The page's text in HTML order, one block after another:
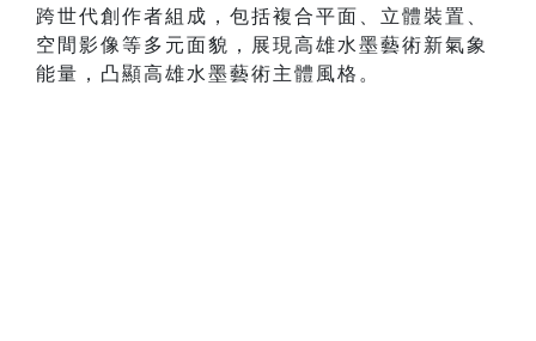
跨世代創作者組成，包括複合平面、立體裝置、
空間影像等多元面貌，展現高雄水墨藝術新氣象
能量，凸顯高雄水墨藝術主體風格。